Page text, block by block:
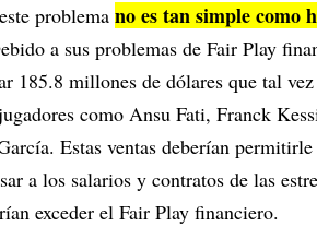
problema no es tan simple como
a sus problemas de Fair Play
185.8 millones de dólares que tal
como Ansu Fati, Franck
Estas ventas deberían
a los salarios y contratos de las
exceder el Fair Play financiero.